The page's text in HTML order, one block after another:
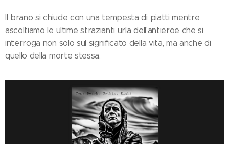
Il brano si chiude con una tempesta di piatti mentre
ascoltiamo le ultime strazianti urla dell'antieroe che si
interroga non solo sul significato della vita, ma anche di
quello della morte stessa.